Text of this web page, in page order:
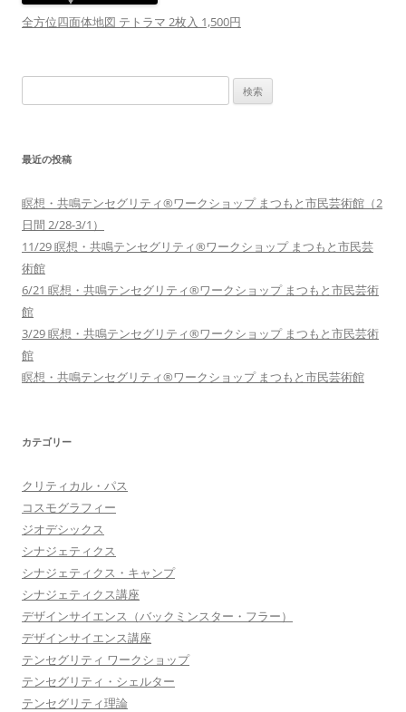
全方位四面体地図 テトラマ 2枚入 1,500円
索:
最近の投稿
瞑想・共鳴テンセグリティ®︎ワークショップ まつもと市民芸術館（2
日間 2/28-3/1）
11/29 瞑想・共鳴テンセグリティ®︎ワークショップ まつもと市民芸
術館
6/21 瞑想・共鳴テンセグリティ®︎ワークショップ まつもと市民芸術
館
3/29 瞑想・共鳴テンセグリティ®︎ワークショップ まつもと市民芸術
館
瞑想・共鳴テンセグリティ®︎ワークショップ まつもと市民芸術館
カテゴリー
クリティカル・パス
コスモグラフィー
ジオデシックス
シナジェティクス
シナジェティクス・キャンプ
シナジェティクス講座
デザインサイエンス（バックミンスター・フラー）
デザインサイエンス講座
テンセグリティ ワークショップ
テンセグリティ・シェルター
テンセグリティ理論